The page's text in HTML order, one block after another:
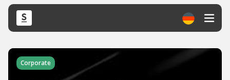
Corporate